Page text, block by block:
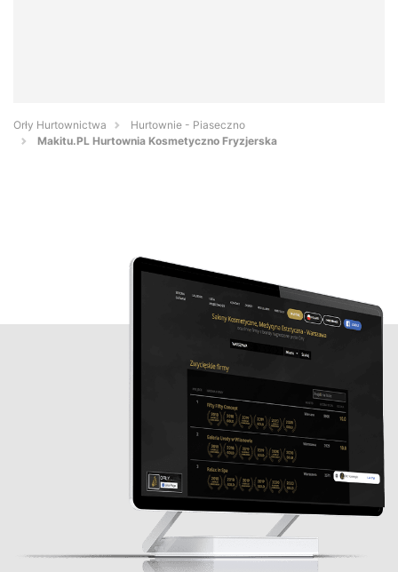
Orły Hurtownictwa
Hurtownie - Piaseczno
Makitu.PL Hurtownia Kosmetyczno Fryzjerska